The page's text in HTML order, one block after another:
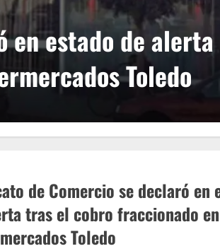
por
del Plata
de Comercio se declaró en
tras el cobro fraccionado en
Toledo